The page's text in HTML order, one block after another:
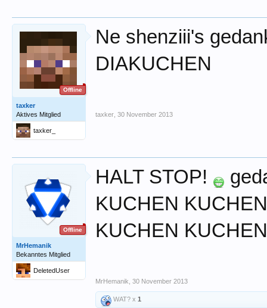
Offline
taxker
Aktives Mitglied
taxker_
Ne shenziii's
DIAKUCHEN
taxker 30 November 2013
Offline
MrHemanik
Bekanntes Mitglied
DeletedUser
HALT STOP!
KUCHEN
KUCHEN
MrHemanik 30 November 2013
WAT? x 1